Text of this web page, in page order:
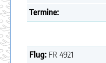
Termine:
Flug: FR 4921